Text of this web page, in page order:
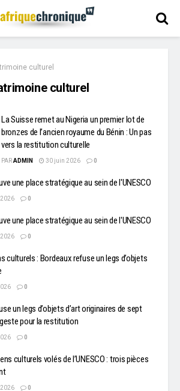
culturel
culturel
La Suisse remet au Nigeria un premier lot de
bronzes de l’ancien royaume du Bénin : Un pas
vers la restitution culturelle
PARADMIN 30 juin 2026 0
une place stratégique au sein de l'UNESCO
0
une place stratégique au sein de l'UNESCO
0
culturels : Bordeaux refuse un legs d’objets
0
un legs d’objets d’art originaires de sept
pour la restitution
0
culturels volés de l’UNESCO : trois pièces
0